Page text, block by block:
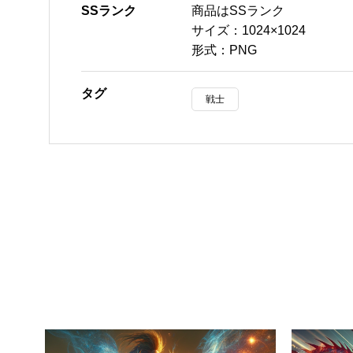
SSランク
商品はSSランク
サイズ：1024×1024
形式：PNG
タグ 戦士